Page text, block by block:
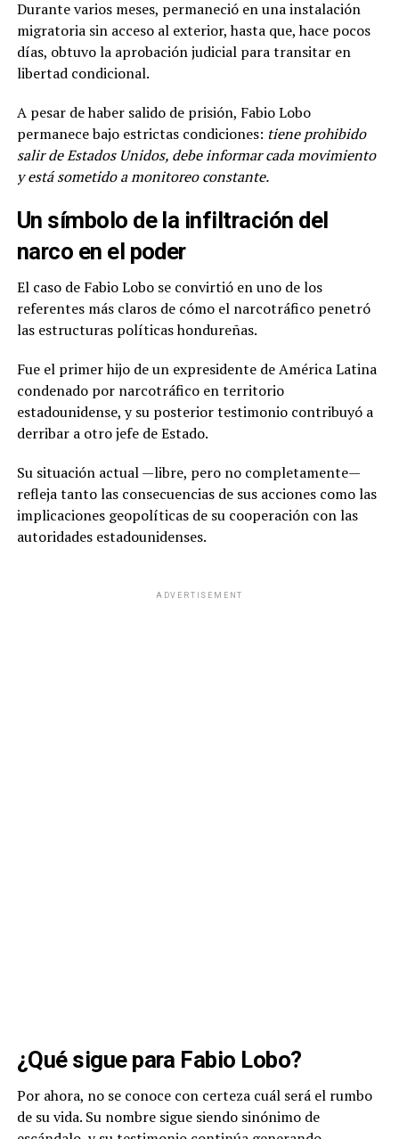
Durante varios meses, permaneció en una instalación
migratoria sin acceso al exterior, hasta que, hace pocos
días, obtuvo la aprobación judicial para transitar en
libertad condicional.
A pesar de haber salido de prisión, Fabio Lobo
permanece bajo estrictas condiciones: tiene prohibido
salir de Estados Unidos, debe informar cada movimiento
y está sometido a monitoreo constante.
Un símbolo de la infiltración del
narco en el poder
El caso de Fabio Lobo se convirtió en uno de los
referentes más claros de cómo el narcotráfico penetró
las estructuras políticas hondureñas.
Fue el primer hijo de un expresidente de América Latina
condenado por narcotráfico en territorio
estadounidense, y su posterior testimonio contribuyó a
derribar a otro jefe de Estado.
Su situación actual —libre, pero no completamente—
refleja tanto las consecuencias de sus acciones como las
implicaciones geopolíticas de su cooperación con las
autoridades estadounidenses.
ADVERTISEMENT
¿Qué sigue para Fabio Lobo?
Por ahora, no se conoce con certeza cuál será el rumbo
de su vida. Su nombre sigue siendo sinónimo de